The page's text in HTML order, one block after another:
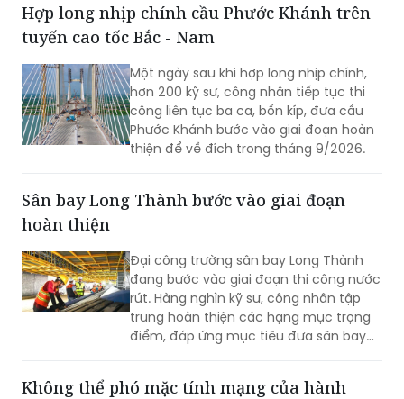
Hợp long nhịp chính cầu Phước Khánh trên
tuyến cao tốc Bắc - Nam
Một ngày sau khi hợp long nhịp chính,
hơn 200 kỹ sư, công nhân tiếp tục thi
công liên tục ba ca, bốn kíp, đưa cầu
Phước Khánh bước vào giai đoạn hoàn
thiện để về đích trong tháng 9/2026.
Sân bay Long Thành bước vào giai đoạn
hoàn thiện
Đại công trường sân bay Long Thành
đang bước vào giai đoạn thi công nước
rút. Hàng nghìn kỹ sư, công nhân tập
trung hoàn thiện các hạng mục trọng
điểm, đáp ứng mục tiêu đưa sân bay
Không thể phó mặc tính mạng của hành